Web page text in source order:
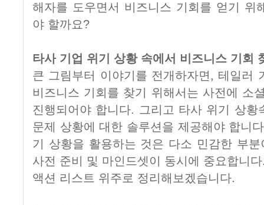
해자를 도우면서 비즈니스 기회를 얻기 위
야 할까요?
타사 기업 위기 상황 속에서 비즈니스 기회
큰 그림부터 이야기를 전개하자면, 테일러
비즈니스 기회를 찾기 위해서는 사전에 소
진행되어야 합니다. 그리고 타사 위기 상
문제 상황에 대한 솔루션을 제공해야 합니
기 상황을 활용하는 것은 다소 민감한 부
사전 준비 및 마인드셋이 동시에 중요합니
액션 리스트 위주로 정리해보겠습니다.